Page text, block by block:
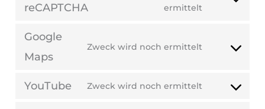
reCAPTCHA
ermittelt
Google
Maps
Zweck wird noch ermittelt
YouTube Zweck wird noch ermittelt